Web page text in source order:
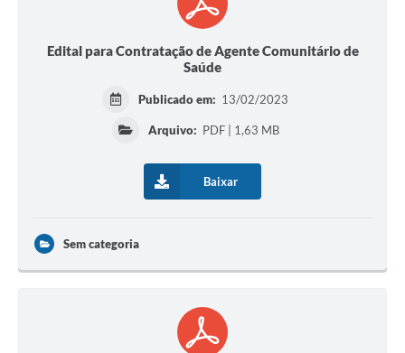
Edital para Contratação de Agente Comunitário de
Saúde
Publicado em: 13/02/2023
Arquivo: PDF | 1,63 MB
Baixar
Sem categoria